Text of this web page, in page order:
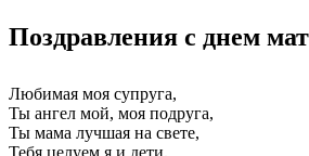
Поздравления с днем
Любимая моя супруга,
Ты ангел мой, моя подруга,
Ты мама лучшая на свете,
Тебя целуем я и дети.